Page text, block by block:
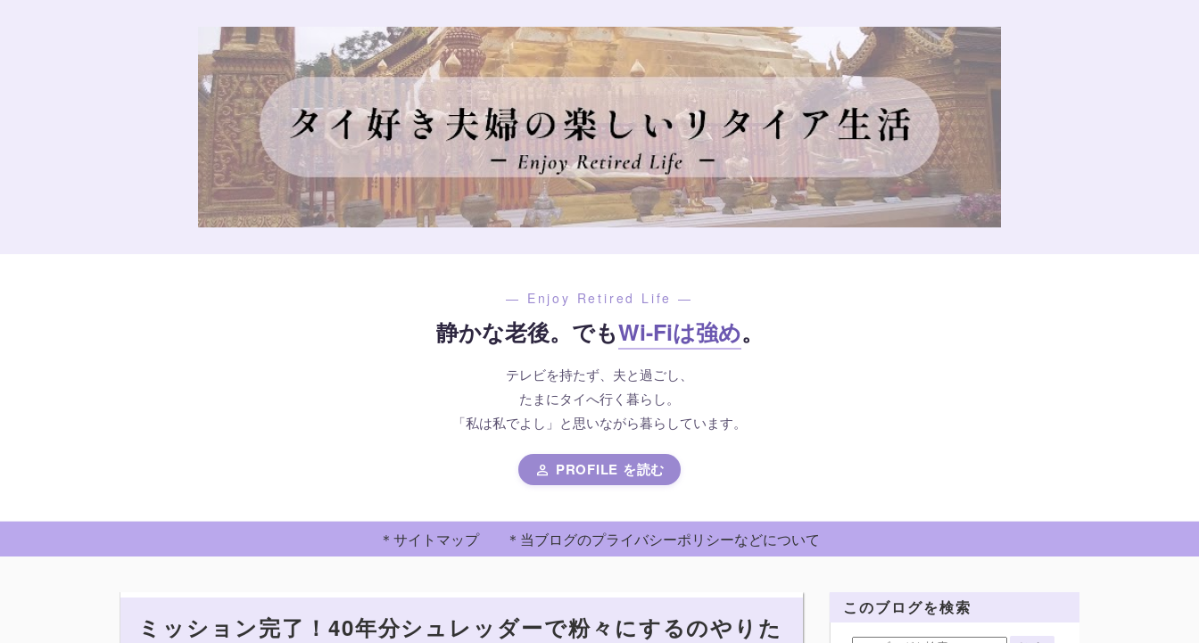
— Enjoy Retired Life —
静かな老後。でもWi-Fiは強め。
テレビを持たず、夫と過ごし、
たまにタイへ行く暮らし。
「私は私でよし」と思いながら暮らしています。
person PROFILE を読む
＊サイトマップ ＊当ブログのプライバシーポリシーなどについて
ミッション完了！40年分シュレッダーで粉々にするのやりた
このブログを検索